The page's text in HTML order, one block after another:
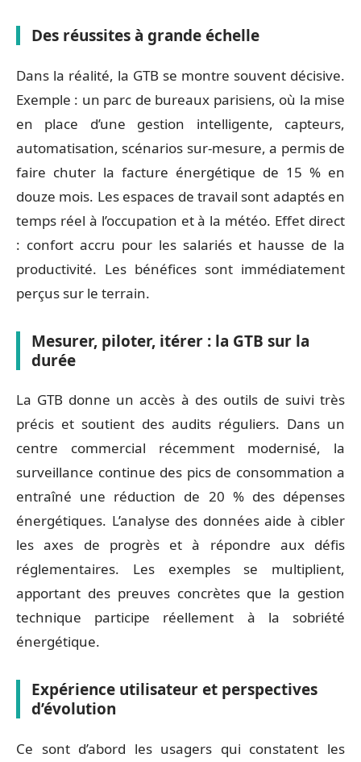
Des réussites à grande échelle
Dans la réalité, la GTB se montre souvent décisive.
Exemple : un parc de bureaux parisiens, où la mise
en place d’une gestion intelligente, capteurs,
automatisation, scénarios sur-mesure, a permis de
faire chuter la facture énergétique de 15 % en
douze mois. Les espaces de travail sont adaptés en
temps réel à l’occupation et à la météo. Effet direct
: confort accru pour les salariés et hausse de la
productivité. Les bénéfices sont immédiatement
perçus sur le terrain.
Mesurer, piloter, itérer : la GTB sur la
durée
La GTB donne un accès à des outils de suivi très
précis et soutient des audits réguliers. Dans un
centre commercial récemment modernisé, la
surveillance continue des pics de consommation a
entraîné une réduction de 20 % des dépenses
énergétiques. L’analyse des données aide à cibler
les axes de progrès et à répondre aux défis
réglementaires. Les exemples se multiplient,
apportant des preuves concrètes que la gestion
technique participe réellement à la sobriété
énergétique.
Expérience utilisateur et perspectives
d’évolution
Ce sont d’abord les usagers qui constatent les